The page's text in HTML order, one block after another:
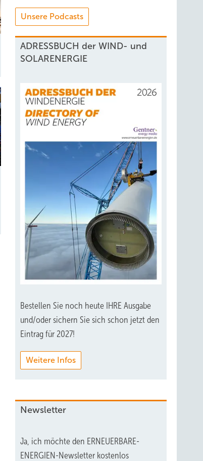
Unsere Podcasts
ADRESSBUCH der WIND- und
SOLARENERGIE
Bestellen Sie noch heute IHRE Ausgabe
und/oder sichern Sie sich schon jetzt den
Eintrag für 2027!
Weitere Infos
Newsletter
Ja, ich möchte den ERNEUERBARE-
ENERGIEN-Newsletter kostenlos